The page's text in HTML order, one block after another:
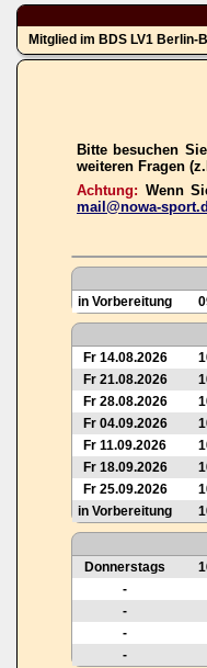
Mitglied im BDS LV1 Berlin-
Bitte besuchen
weiteren Fragen
Achtung: Wenn
mail@nowa-
in Vorbereitung
Fr 14.08.2026
Fr 21.08.2026
Fr 28.08.2026
Fr 04.09.2026
Fr 11.09.2026
Fr 18.09.2026
Fr 25.09.2026
in Vorbereitung
Donnerstags
-
-
-
-